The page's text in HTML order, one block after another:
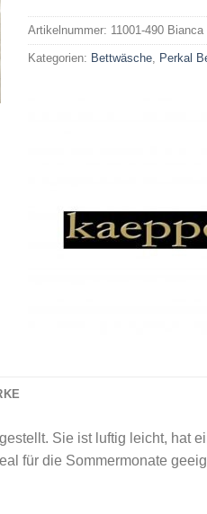
Artikelnummer: 11001-490 Bianca
Kategorien: Bettwäsche Perkal
Sie ist luftig leicht, hat
für die Sommermonate